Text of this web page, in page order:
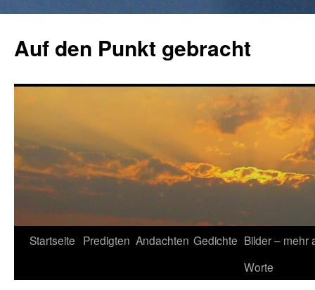
springen
Auf den Punkt gebracht
Startseite Predigten Andachten Gedichte Bilder – mehr
Worte